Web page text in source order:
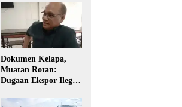
Dokumen Kelapa,
Muatan Rotan:
Dugaan Ekspor Ilegal
Publik Kalbar